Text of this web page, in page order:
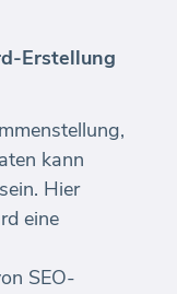
Erstellung
kann
Hier
eine
SEO-